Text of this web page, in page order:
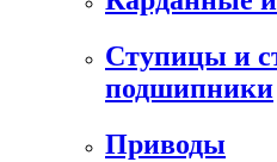
Ступицы и
подшипники
Приводы